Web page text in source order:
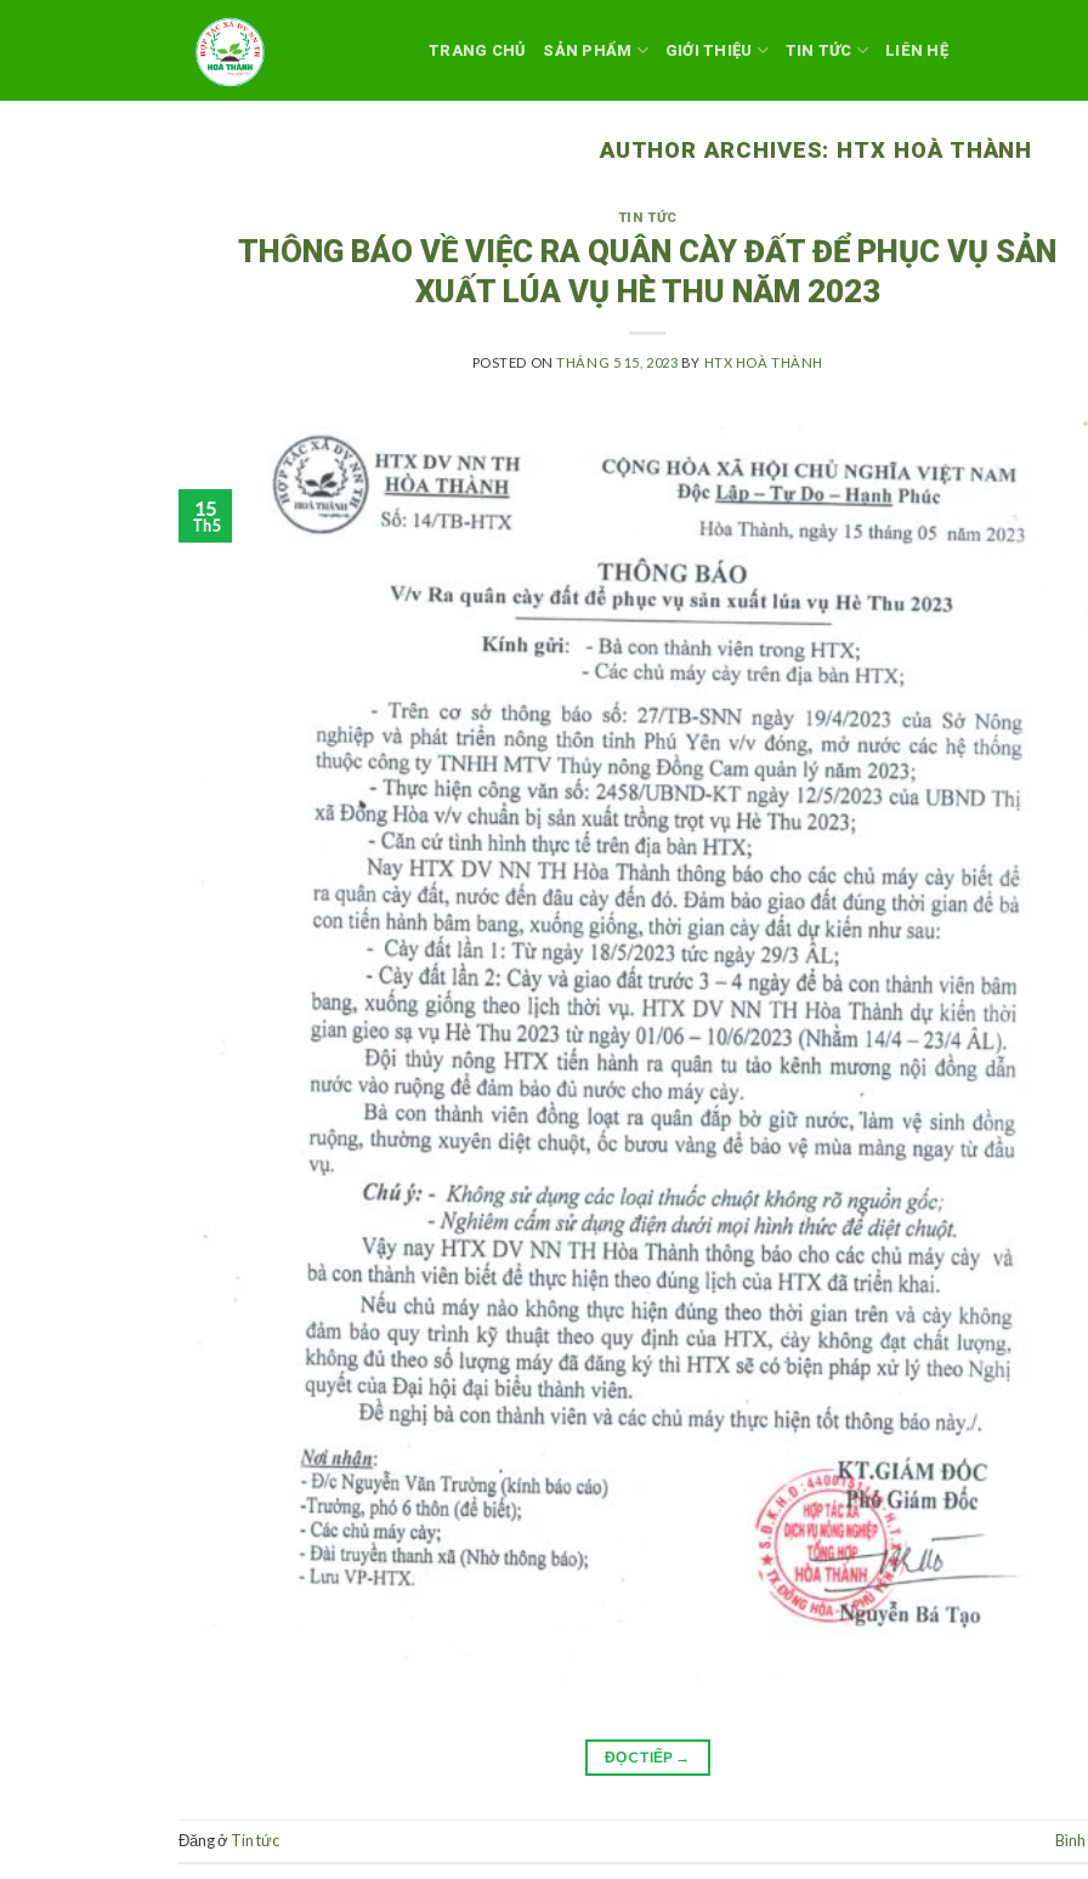
TRANG CHỦ SẢN PHẨM GIỚI THIỆU TIN TỨC LIÊN HỆ
AUTHOR ARCHIVES: HTX HOÀ THÀNH
TIN TỨC
THÔNG BÁO VỀ VIỆC RA QUÂN CÀY ĐẤT ĐỂ PHỤC VỤ SẢN
XUẤT LÚA VỤ HÈ THU NĂM 2023
POSTED ONTHÁNG 5 15, 2023 BY HTX HOÀ THÀNH
15
Th5
ĐỌC TIẾP →
Đăng ởTin tức